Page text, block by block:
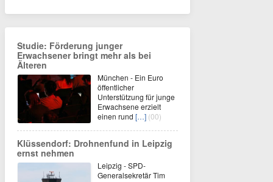
Studie: Förderung junger
Erwachsener bringt mehr als bei
Älteren
München - Ein Euro
öffentlicher
Unterstützung für junge
Erwachsene erzielt
einen rund […] (00)
Klüssendorf: Drohnenfund in Leipzig
ernst nehmen
Leipzig - SPD-
Generalsekretär Tim